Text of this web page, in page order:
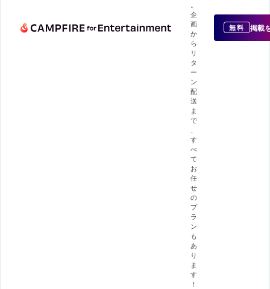
企
画
か
ら
リ
タ
ー
ン
配
送
ま
で
す
べ
て
お
任
せ
の
プ
ラ
ン
も
あ
り
ま
す
！
無料 掲載